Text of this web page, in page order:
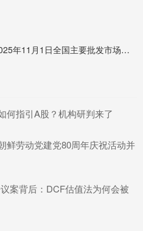
牛股堂 2025年11月1日全国主要批发市场大蒜价格行情
何指引A股？机构研判来了
鲜劳动党建党80周年庆祝活动并
案背后：DCF估值法为何会被